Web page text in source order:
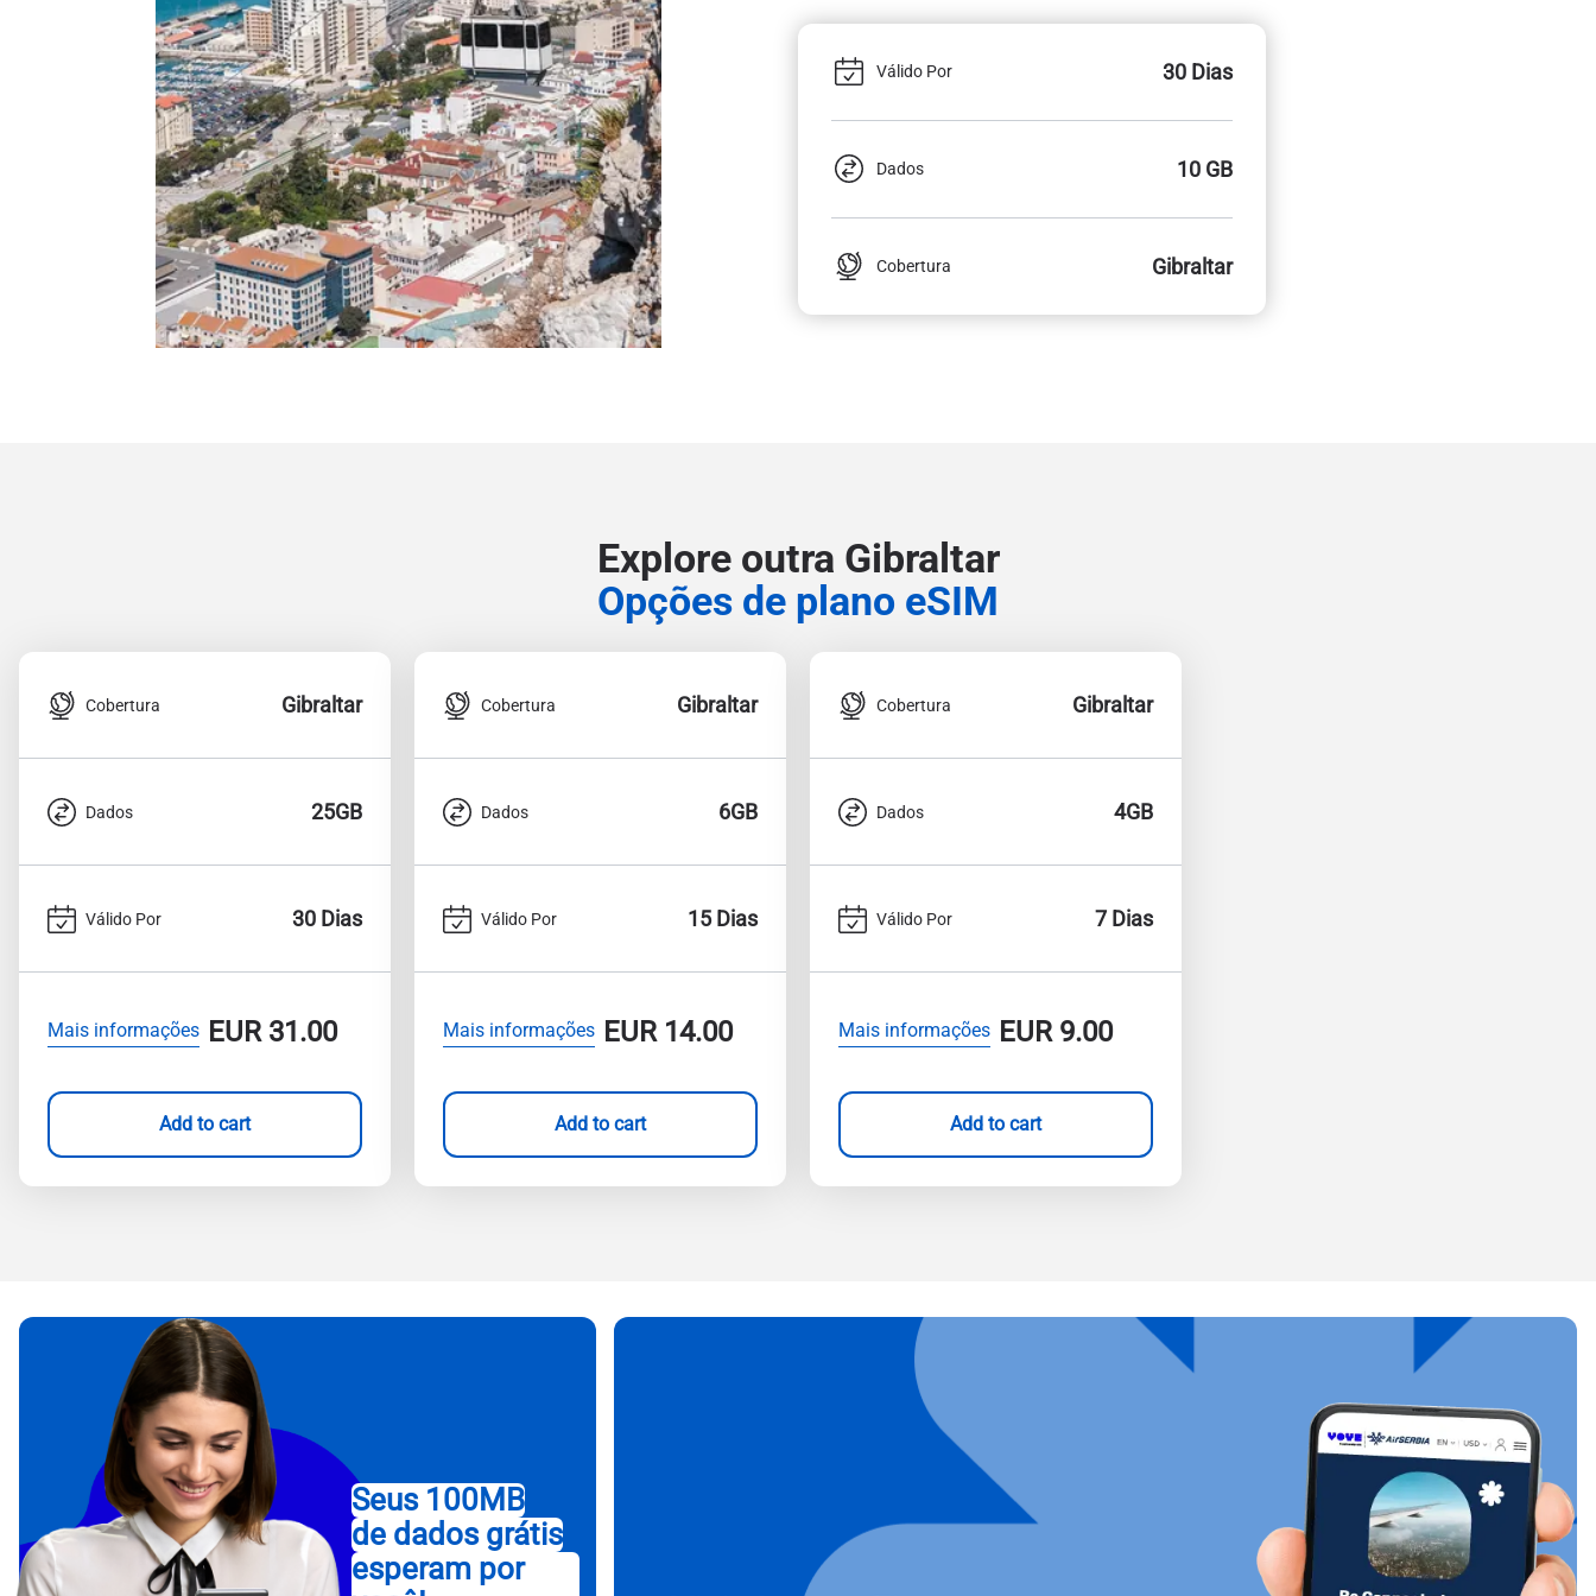
Válido Por 30 Dias
Dados 10 GB
Cobertura Gibraltar
Explore outra Gibraltar
Opções de plano eSIM
Cobertura Gibraltar
Dados 25GB
Válido Por 30 Dias
Mais informações EUR31.00
Add to cart
Cobertura Gibraltar
Dados 6GB
Válido Por 15 Dias
Mais informações EUR14.00
Add to cart
Cobertura Gibraltar
Dados 4GB
Válido Por 7 Dias
Mais informações EUR9.00
Add to cart
Seus 100MB
de dados grátis
esperam por